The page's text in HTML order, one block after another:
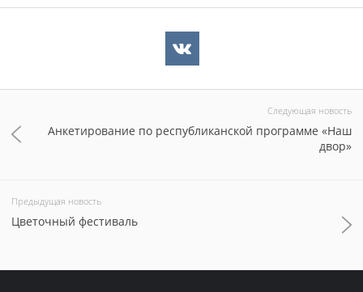
Следующая новость
Анкетирование по республиканской программе «Наш
двор»
Предыдущая новость
Цветочный фестиваль